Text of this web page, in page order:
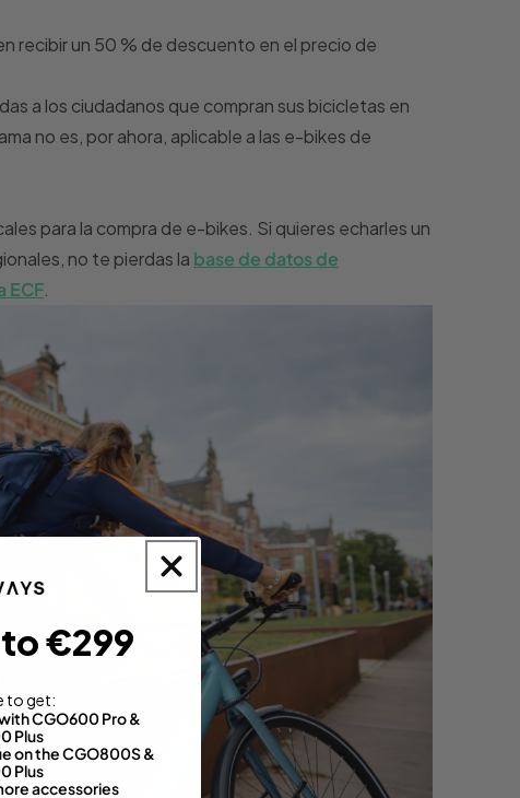
recibir un 50 % de descuento en el precio de
a los ciudadanos que compran sus bicicletas en
no es, por ahora, aplicable a las e-bikes de
para la compra de e-bikes. Si quieres echarles un
no te pierdas la base de datos de
ECF
€299
to get:
CGO600 Pro &
Plus
on the CGO800S &
Plus
accessories